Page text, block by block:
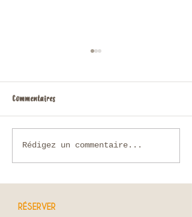
Voyage sur mesure en Thaïlande :
Commentaires
Rédigez un commentaire...
RÉSERVER